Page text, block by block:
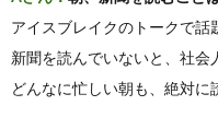
アイスブレイクのトークで話
新聞を読んでいないと、社会
どんなに忙しい朝も、絶対に